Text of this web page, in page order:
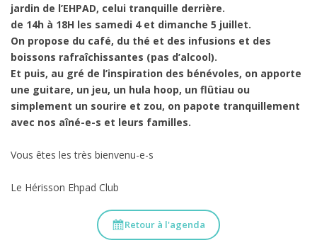
jardin de l’EHPAD, celui tranquille derrière.
de 14h à 18H les samedi 4 et dimanche 5 juillet.
On propose du café, du thé et des infusions et des
boissons rafraîchissantes (pas d’alcool).
Et puis, au gré de l’inspiration des bénévoles, on apporte
une guitare, un jeu, un hula hoop, un flûtiau ou
simplement un sourire et zou, on papote tranquillement
avec nos aîné-e-s et leurs familles.
Vous êtes les très bienvenu-e-s
Le Hérisson Ehpad Club
Retour à l'agenda